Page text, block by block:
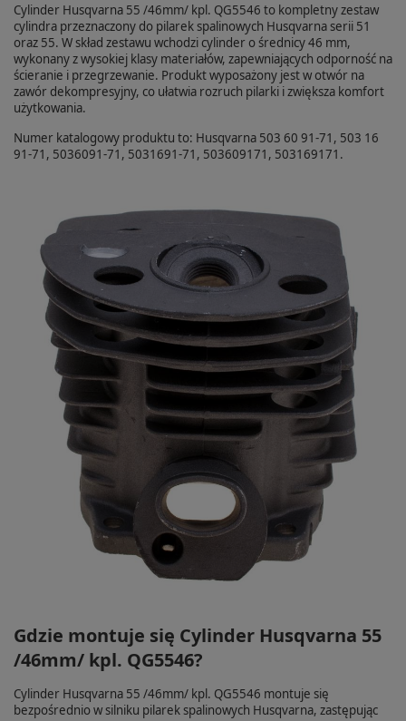
Cylinder Husqvarna 55 /46mm/ kpl. QG5546 to kompletny zestaw
cylindra przeznaczony do pilarek spalinowych Husqvarna serii 51
oraz 55. W skład zestawu wchodzi cylinder o średnicy 46 mm,
wykonany z wysokiej klasy materiałów, zapewniających odporność na
ścieranie i przegrzewanie. Produkt wyposażony jest w otwór na
zawór dekompresyjny, co ułatwia rozruch pilarki i zwiększa komfort
użytkowania.
Numer katalogowy produktu to: Husqvarna 503 60 91-71, 503 16
91-71, 5036091-71, 5031691-71, 503609171, 503169171.
Gdzie montuje się Cylinder Husqvarna 55
/46mm/ kpl. QG5546?
Cylinder Husqvarna 55 /46mm/ kpl. QG5546 montuje się
bezpośrednio w silniku pilarek spalinowych Husqvarna, zastępując